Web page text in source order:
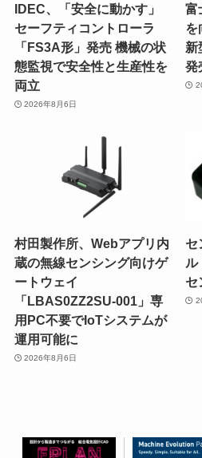
IDEC、「安全に動かす」
セーフティコントローラ
「FS3A形」発売 機械の状
態監視で安全性と生産性を
両立
2026年8月6日
富
を
新
発
村田製作所、Webアプリ内
蔵の無線センシング向けゲ
ートウェイ
「LBAS0ZZ2SU-001」専
用PC不要でIoTシステムが
運用可能に
2026年8月6日
セ
ル
セ